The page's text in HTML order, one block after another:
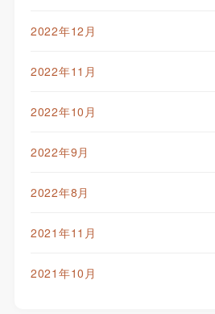
2022年12月
2022年11月
2022年10月
2022年9月
2022年8月
2021年11月
2021年10月